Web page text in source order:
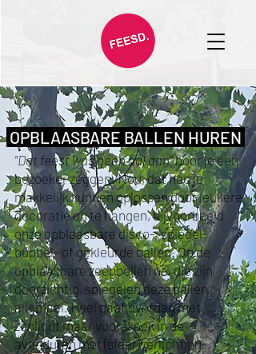
OPBLAASBARE BALLEN HUREN
"Dat feest was geen bal aan"hoor je een
bezoeker zeggen. Nou, dat had je
makkelijk kunnen oplossen door leukere
decoratie op te hangen, bijvoorbeeld
onze opblaasbare disco-, spiegel-,
bubbel- of gekleurde ballen. Op de
opblaasbare zeepbellen na, die zijn
doorzichtig, spiegelen deze ballen
allemaal. Heel gaaf overdag met
zonlicht maar vooral ook in de
avonduren met (sfeer)verlichting.